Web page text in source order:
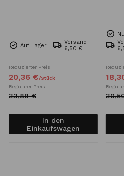
Auf Lager
Versand
6,50 €
Reduzierter Preis
20,36 €/Stück
Regulärer Preis
33,89 €
In den
Einkaufswagen
18,
30,